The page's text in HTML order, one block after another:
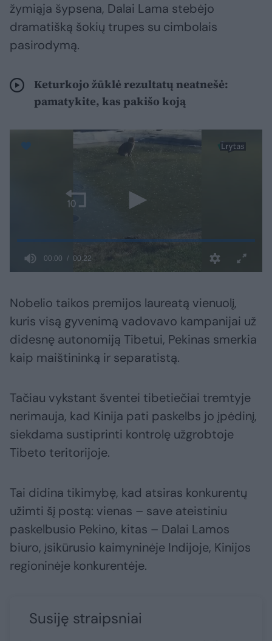
žymiąja šypsena, Dalai Lama stebėjo
dramatišką šokių trupes su cimbolais
pasirodymą.
Keturkojo žūklė rezultatų neatnešė:
pamatykite, kas pakišo koją
Nobelio taikos premijos laureatą vienuolį,
kuris visą gyvenimą vadovavo kampanijai už
didesnę autonomiją Tibetui, Pekinas smerkia
kaip maištininką ir separatistą.
Tačiau vykstant šventei tibetiečiai tremtyje
nerimauja, kad Kinija pati paskelbs jo įpėdinį,
siekdama sustiprinti kontrolę užgrobtoje
Tibeto teritorijoje.
Tai didina tikimybę, kad atsiras konkurentų
užimti šį postą: vienas – save ateistiniu
paskelbusio Pekino, kitas – Dalai Lamos
biuro, įsikūrusio kaimyninėje Indijoje, Kinijos
regioninėje konkurentėje.
Susiję straipsniai